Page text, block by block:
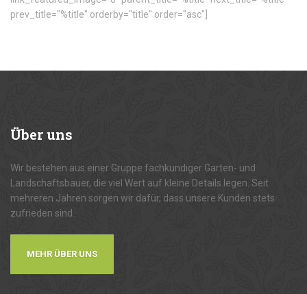
prev_title="%title" orderby="title" order="asc"]
Überuns
Wir bestehen aus einer Gruppe fachkundiger Garten- und
Landschaftsbauer, die viel Wert auf kleine Details legen. Seit
mehreren Jahren sorgen wir dafür, dass unsere Kunden stets
zufrieden sind.
MEHR ÜBER UNS